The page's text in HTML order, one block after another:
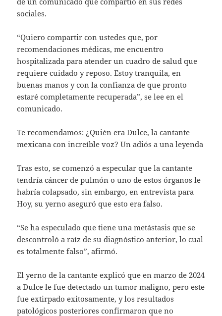
sociales.
“Quiero compartir con ustedes que, por
recomendaciones médicas, me encuentro
hospitalizada para atender un cuadro de salud que
requiere cuidado y reposo. Estoy tranquila, en
buenas manos y con la confianza de que pronto
estaré completamente recuperada”, se lee en el
comunicado.
Te recomendamos: ¿Quién era Dulce, la cantante
mexicana con increíble voz? Un adiós a una leyenda
Tras esto, se comenzó a especular que la cantante
tendría cáncer de pulmón o uno de estos órganos le
habría colapsado, sin embargo, en entrevista para
Hoy, su yerno aseguró que esto era falso.
“Se ha especulado que tiene una metástasis que se
descontroló a raíz de su diagnóstico anterior, lo cual
es totalmente falso”, afirmó.
El yerno de la cantante explicó que en marzo de 2024
a Dulce le fue detectado un tumor maligno, pero este
fue extirpado exitosamente, y los resultados
patológicos posteriores confirmaron que no